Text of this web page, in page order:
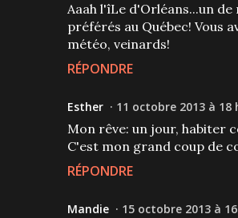
Aaah l'îLe d'Orléans...un
préférés au Québec! Vous
météo, veinards!
RÉPONDRE
Esther 11 octobre 2013 à 18
Mon rêve: un jour, habiter
C'est mon grand coup de
RÉPONDRE
Mandie 15 octobre 2013 à